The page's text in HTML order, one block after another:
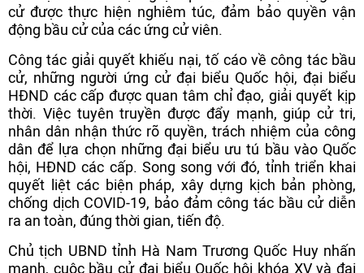
cử được thực hiện nghiêm túc, đảm bảo quyền vận
động bầu cử của các ứng cử viên.
Công tác giải quyết khiếu nại, tố cáo về công tác bầu
cử, những người ứng cử đại biểu Quốc hội, đại biểu
HĐND các cấp được quan tâm chỉ đạo, giải quyết kịp
thời. Việc tuyên truyền được đẩy mạnh, giúp cử tri,
nhân dân nhận thức rõ quyền, trách nhiệm của công
dân để lựa chọn những đại biểu ưu tú bầu vào Quốc
hội, HĐND các cấp. Song song với đó, tỉnh triển khai
quyết liệt các biện pháp, xây dựng kịch bản phòng,
chống dịch COVID-19, bảo đảm công tác bầu cử diễn
ra an toàn, đúng thời gian, tiến độ.
Chủ tịch UBND tỉnh Hà Nam Trương Quốc Huy nhấn
mạnh, cuộc bầu cử đại biểu Quốc hội khóa XV và đại